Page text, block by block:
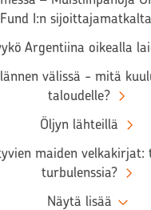
I:n
Argentiina oikealla
välissä - mitä
taloudelle?
Öljyn lähteillä
maiden
turbulenssia?
Näytä lisää